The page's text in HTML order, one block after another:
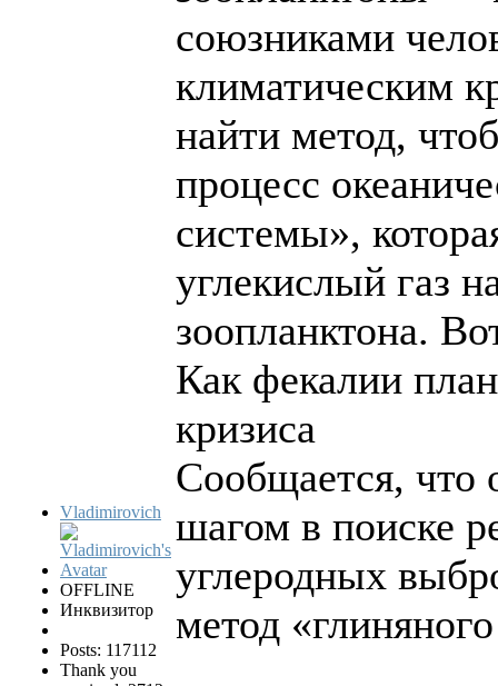
Vladimirovich
OFFLINE
Инквизитор
Posts: 117112
Thank you
союзниками
климатическим
найти метод,
процесс
системы»,
углекислый газ
зоопланктона.
Как фекалии
кризиса
Сообщается, что
шагом в поиске
углеродных
метод